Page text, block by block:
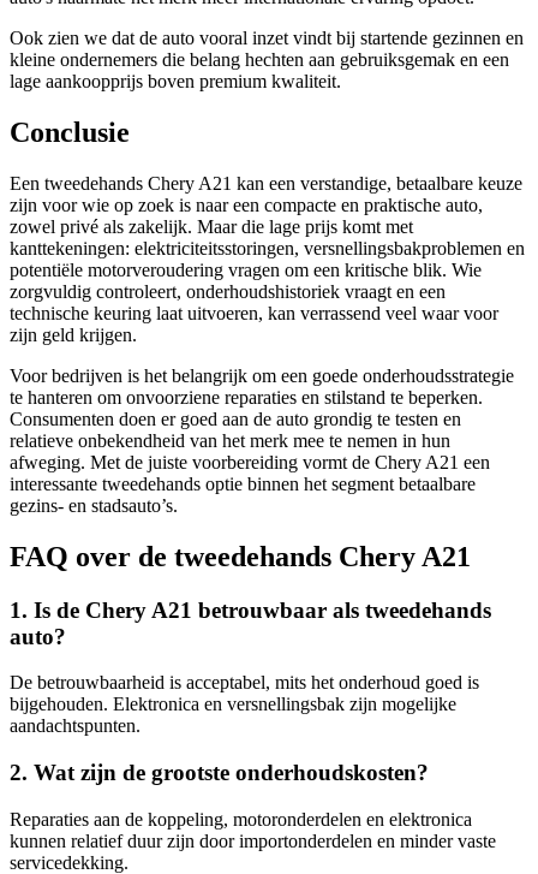
Ook zien we dat de auto vooral inzet vindt bij startende gezinnen en
kleine ondernemers die belang hechten aan gebruiksgemak en een
lage aankoopprijs boven premium kwaliteit.
Conclusie
Een tweedehands Chery A21 kan een verstandige, betaalbare keuze
zijn voor wie op zoek is naar een compacte en praktische auto,
zowel privé als zakelijk. Maar die lage prijs komt met
kanttekeningen: elektriciteitsstoringen, versnellingsbakproblemen en
potentiële motorveroudering vragen om een kritische blik. Wie
zorgvuldig controleert, onderhoudshistoriek vraagt en een
technische keuring laat uitvoeren, kan verrassend veel waar voor
zijn geld krijgen.
Voor bedrijven is het belangrijk om een goede onderhoudsstrategie
te hanteren om onvoorziene reparaties en stilstand te beperken.
Consumenten doen er goed aan de auto grondig te testen en
relatieve onbekendheid van het merk mee te nemen in hun
afweging. Met de juiste voorbereiding vormt de Chery A21 een
interessante tweedehands optie binnen het segment betaalbare
gezins- en stadsauto’s.
FAQ over de tweedehands Chery A21
1. Is de Chery A21 betrouwbaar als tweedehands
auto?
De betrouwbaarheid is acceptabel, mits het onderhoud goed is
bijgehouden. Elektronica en versnellingsbak zijn mogelijke
aandachtspunten.
2. Wat zijn de grootste onderhoudskosten?
Reparaties aan de koppeling, motoronderdelen en elektronica
kunnen relatief duur zijn door importonderdelen en minder vaste
servicedekking.